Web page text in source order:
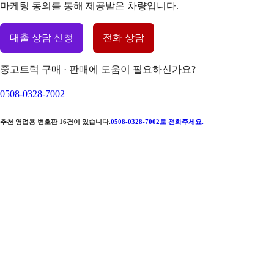
마케팅 동의를 통해 제공받은 차량입니다.
대출 상담 신청 전화 상담
중고트럭 구매 · 판매에 도움이 필요하신가요?
0508-0328-7002
추천 영업용 번호판 16건이 있습니다.0508-0328-7002 로 전화주세요.